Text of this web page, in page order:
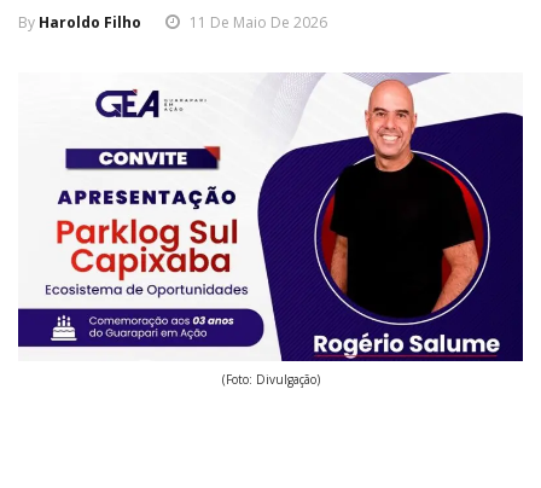
By Haroldo Filho 11 De Maio De 2026
(Foto: Divulgação)